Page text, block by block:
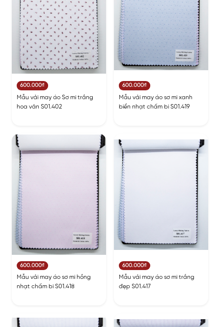
600.000₫
Mẫu vải may áo Sơ mi trắng
hoa văn S01.402
600.000₫
Mẫu vải may áo sơ mi xanh
biển nhạt chấm bi S01.419
600.000₫
Mẫu vải may áo sơ mi hồng
nhạt chấm bi S01.418
600.000₫
Mẫu vải may áo sơ mi trắng
đẹp S01.417